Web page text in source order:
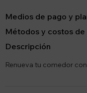
Medios de pago y
Métodos y costos de
Descripción
Renueva tu comedor